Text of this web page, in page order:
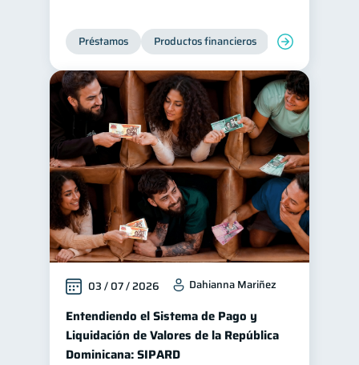
Préstamos Productos financieros Manejo de
03 / 07 / 2026 Dahianna Mariñez
Entendiendo el Sistema de Pago y
Liquidación de Valores de la República
Dominicana: SIPARD